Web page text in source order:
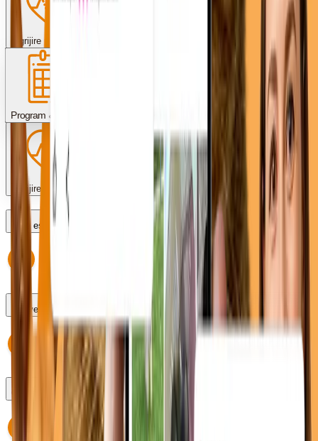
Îngrijire post-operator
Program & programări
Îngrijire post-operator
Care este programul?
Pot veni fără programare?
Cum fac o programare?